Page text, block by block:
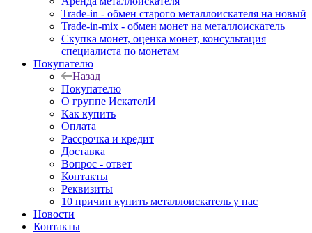
Trade-in - обмен старого металлоискателя на новый
Trade-in-mix - обмен монет на металлоискатель
Скупка монет, оценка монет, консультация
специалиста по монетам
Покупателю
Назад
Покупателю
О группе ИскателИ
Как купить
Оплата
Рассрочка и кредит
Доставка
Вопрос - ответ
Контакты
Реквизиты
10 причин купить металлоискатель у нас
Новости
Контакты